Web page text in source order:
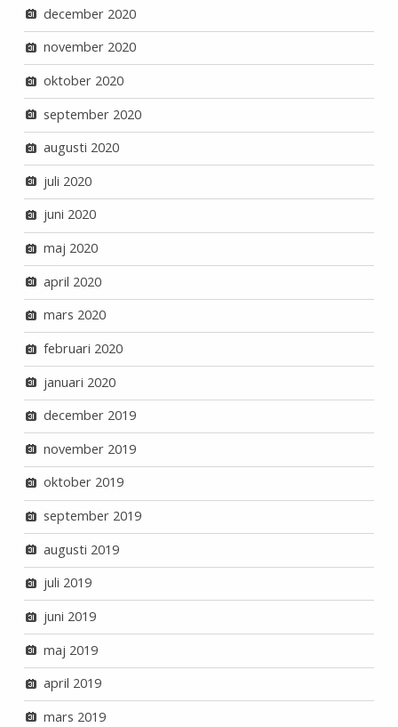
december 2020
november 2020
oktober 2020
september 2020
augusti 2020
juli 2020
juni 2020
maj 2020
april 2020
mars 2020
februari 2020
januari 2020
december 2019
november 2019
oktober 2019
september 2019
augusti 2019
juli 2019
juni 2019
maj 2019
april 2019
mars 2019